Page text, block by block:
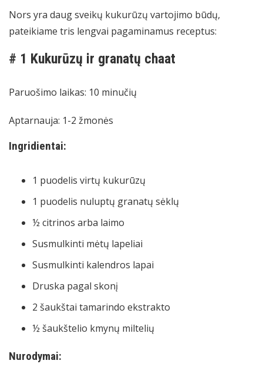
Nors yra daug sveikų kukurūzų vartojimo būdų,
pateikiame tris lengvai pagaminamus receptus:
# 1 Kukurūzų ir granatų chaat
Paruošimo laikas: 10 minučių
Aptarnauja: 1-2 žmonės
Ingridientai:
1 puodelis virtų kukurūzų
1 puodelis nuluptų granatų sėklų
½ citrinos arba laimo
Susmulkinti mėtų lapeliai
Susmulkinti kalendros lapai
Druska pagal skonį
2 šaukštai tamarindo ekstrakto
½ šaukštelio kmynų miltelių
Nurodymai: